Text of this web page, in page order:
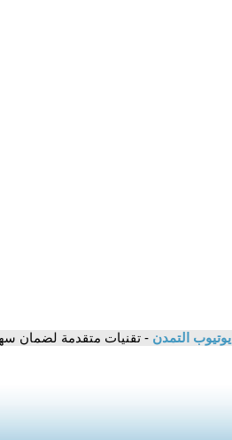
يوتيوب التمدن - تقنيات متقدمة لضمان سهولة